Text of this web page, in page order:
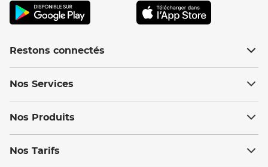
Restons connectés
Nos Services
Nos Produits
Nos Tarifs